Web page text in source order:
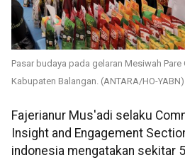
Pasar budaya pada gelaran Mesiwah
Kabupaten Balangan. (ANTARA/HO-YABN)
Fajerianur Mus'adi selaku
Insight and Engagement
indonesia mengatakan sekitar